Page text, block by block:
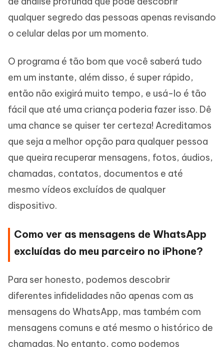
qualquer segredo das pessoas apenas revisando
o celular delas por um momento.
O programa é tão bom que você saberá tudo
em um instante, além disso, é super rápido,
então não exigirá muito tempo, e usá-lo é tão
fácil que até uma criança poderia fazer isso. Dê
uma chance se quiser ter certeza! Acreditamos
que seja a melhor opção para qualquer pessoa
que queira recuperar mensagens, fotos, áudios,
chamadas, contatos, documentos e até
mesmo vídeos excluídos de qualquer
dispositivo.
Como ver as mensagens de WhatsApp
excluídas do meu parceiro no iPhone?
Para ser honesto, podemos descobrir
diferentes infidelidades não apenas com as
mensagens do WhatsApp, mas também com
mensagens comuns e até mesmo o histórico de
chamadas. No entanto, como podemos